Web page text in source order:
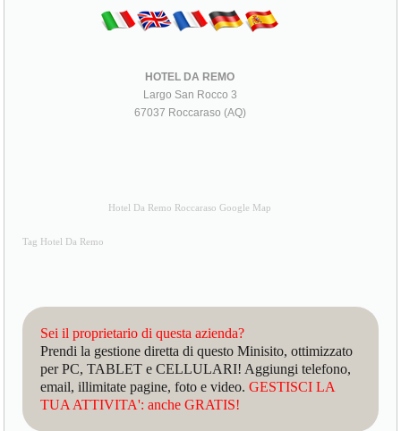
HOTEL DA REMO
Largo San Rocco 3
67037 Roccaraso (AQ)
Hotel Da Remo Roccaraso Google Map
Tag Hotel Da Remo
Sei il proprietario di questa azienda?
Prendi la gestione diretta di questo Minisito, ottimizzato
per PC, TABLET e CELLULARI! Aggiungi telefono,
email, illimitate pagine, foto e video.GESTISCI LA
TUA ATTIVITA': anche GRATIS!